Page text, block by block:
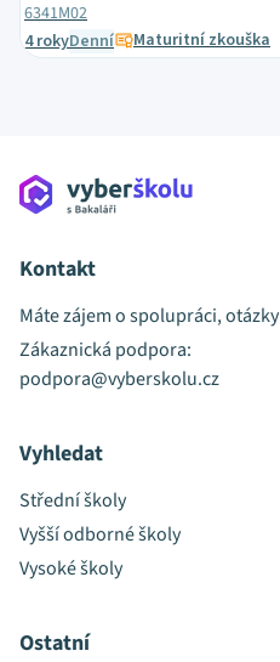
6341M02
4 rokyDenní Maturitní zkouška
Kontakt
Máte zájem o spolupráci,
Zákaznická podpora:
podpora@vyberskolu.cz
Vyhledat
Střední školy
Vyšší odborné školy
Vysoké školy
Ostatní